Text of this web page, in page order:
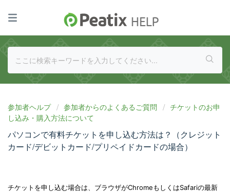
参加者ヘルプ 参加者からのよくあるご質問
チケットのお申
し込み・購入方法について
パソコンで有料チケットを申し込む方法は？（クレジット
カード/デビットカード/プリペイドカードの場合）
チケットを申し込む場合は、ブラウザがChromeもしくはSafariの最新